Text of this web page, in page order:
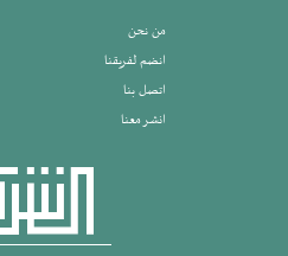
من نحن
انضم لفريقنا
اتصل بنا
انشر معنا